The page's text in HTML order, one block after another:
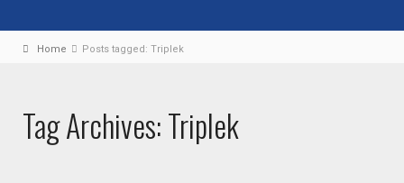
Home Posts tagged: Triplek
Tag Archives: Triplek